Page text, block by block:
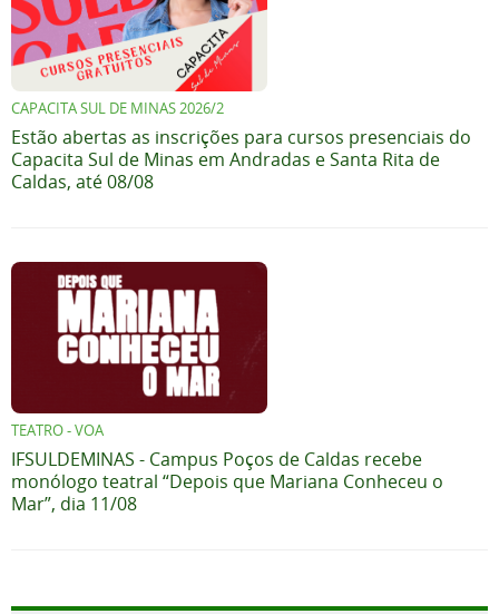
CAPACITA SUL DE MINAS 2026/2
Estão abertas as inscrições para cursos presenciais do
Capacita Sul de Minas em Andradas e Santa Rita de
Caldas, até 08/08
TEATRO - VOA
IFSULDEMINAS - Campus Poços de Caldas recebe
monólogo teatral “Depois que Mariana Conheceu o
Mar”, dia 11/08